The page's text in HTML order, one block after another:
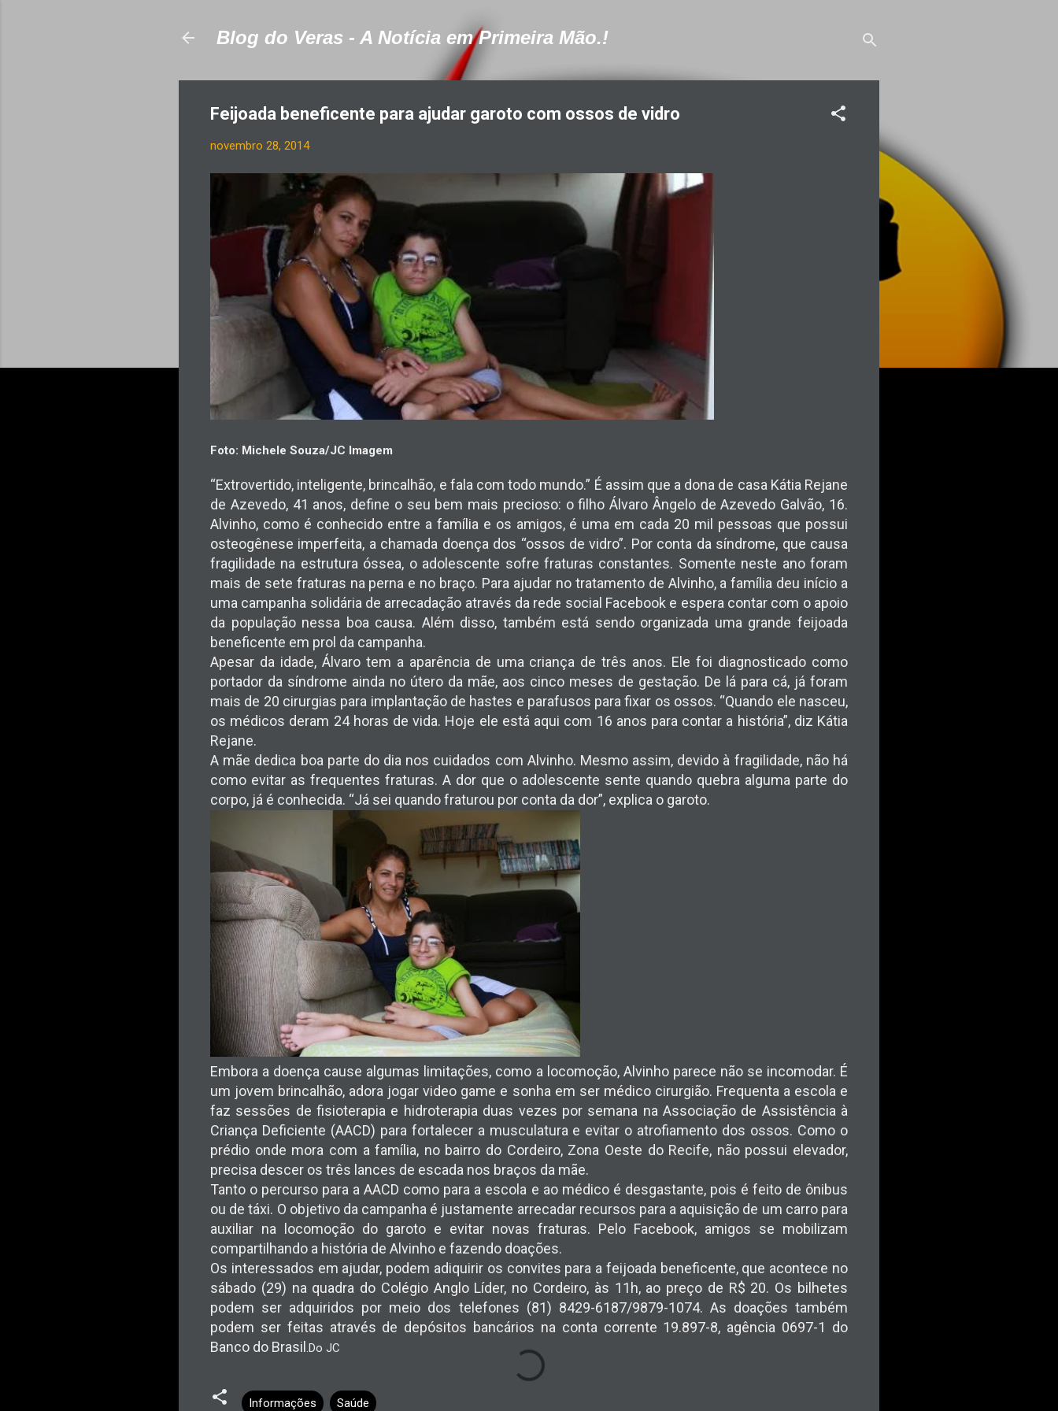
Blog do Veras - A Notícia em Primeira Mão.!
Feijoada beneficente para ajudar garoto com ossos de vidro
novembro 28, 2014
Foto: Michele Souza/JC Imagem
“Extrovertido, inteligente, brincalhão, e fala com todo mundo.” É assim que a dona de casa Kátia Rejane
de Azevedo, 41 anos, define o seu bem mais precioso: o filho Álvaro Ângelo de Azevedo Galvão, 16.
Alvinho, como é conhecido entre a família e os amigos, é uma em cada 20 mil pessoas que possui
osteogênese imperfeita, a chamada doença dos “ossos de vidro”. Por conta da síndrome, que causa
fragilidade na estrutura óssea, o adolescente sofre fraturas constantes. Somente neste ano foram
mais de sete fraturas na perna e no braço. Para ajudar no tratamento de Alvinho, a família deu início a
uma campanha solidária de arrecadação através da rede social Facebook e espera contar com o apoio
da população nessa boa causa. Além disso, também está sendo organizada uma grande feijoada
beneficente em prol da campanha.
Apesar da idade, Álvaro tem a aparência de uma criança de três anos. Ele foi diagnosticado como
portador da síndrome ainda no útero da mãe, aos cinco meses de gestação. De lá para cá, já foram
mais de 20 cirurgias para implantação de hastes e parafusos para fixar os ossos. “Quando ele nasceu,
os médicos deram 24 horas de vida. Hoje ele está aqui com 16 anos para contar a história”, diz Kátia
Rejane.
A mãe dedica boa parte do dia nos cuidados com Alvinho. Mesmo assim, devido à fragilidade, não há
como evitar as frequentes fraturas. A dor que o adolescente sente quando quebra alguma parte do
corpo, já é conhecida. “Já sei quando fraturou por conta da dor”, explica o garoto.
Embora a doença cause algumas limitações, como a locomoção, Alvinho parece não se incomodar. É
um jovem brincalhão, adora jogar video game e sonha em ser médico cirurgião. Frequenta a escola e
faz sessões de fisioterapia e hidroterapia duas vezes por semana na Associação de Assistência à
Criança Deficiente (AACD) para fortalecer a musculatura e evitar o atrofiamento dos ossos. Como o
prédio onde mora com a família, no bairro do Cordeiro, Zona Oeste do Recife, não possui elevador,
precisa descer os três lances de escada nos braços da mãe.
Tanto o percurso para a AACD como para a escola e ao médico é desgastante, pois é feito de ônibus
ou de táxi. O objetivo da campanha é justamente arrecadar recursos para a aquisição de um carro para
auxiliar na locomoção do garoto e evitar novas fraturas. Pelo Facebook, amigos se mobilizam
compartilhando a história de Alvinho e fazendo doações.
Os interessados em ajudar, podem adiquirir os convites para a feijoada beneficente, que acontece no
sábado (29) na quadra do Colégio Anglo Líder, no Cordeiro, às 11h, ao preço de R$ 20. Os bilhetes
podem ser adquiridos por meio dos telefones (81) 8429-6187/9879-1074. As doações também
podem ser feitas através de depósitos bancários na conta corrente 19.897-8, agência 0697-1 do
Banco do Brasil .Do JC
Informações Saúde